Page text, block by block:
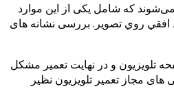
که شامل یکی از این موارد
افقي روي تصوير. بررسی نشانه های
تلویزیون و در نهایت تعمیر مشکل
مجاز تعمیر تلویزیون نظیر